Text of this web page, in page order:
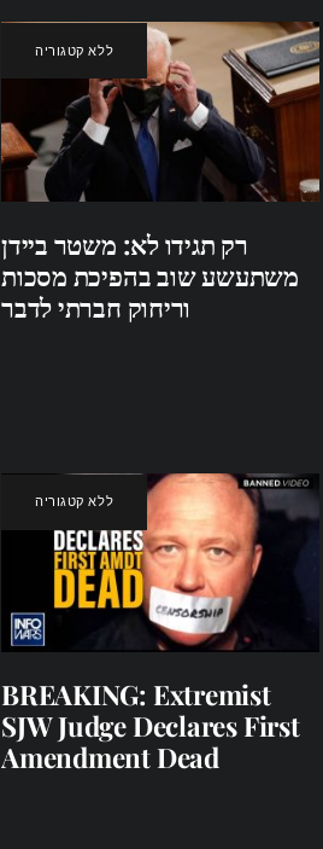
ללא קטגוריה
רק תגידו לא: משטר ביידן
משתעשע שוב בהפיכת מסכות
וריחוק חברתי לדבר
ללא קטגוריה
BREAKING: Extremist
SJW Judge Declares First
Amendment Dead